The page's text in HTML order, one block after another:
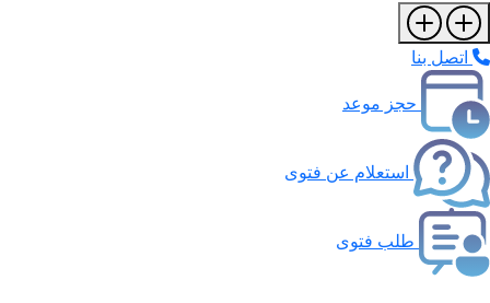
اتصل بنا
حجز موعد
استعلام عن فتوى
طلب فتوى